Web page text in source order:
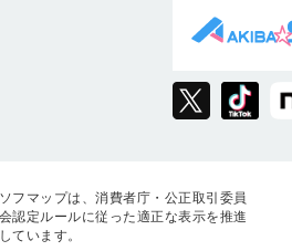
ソフマップは、消費者庁・公正取引委員
会認定ルールに従った適正な表示を推進
しています。